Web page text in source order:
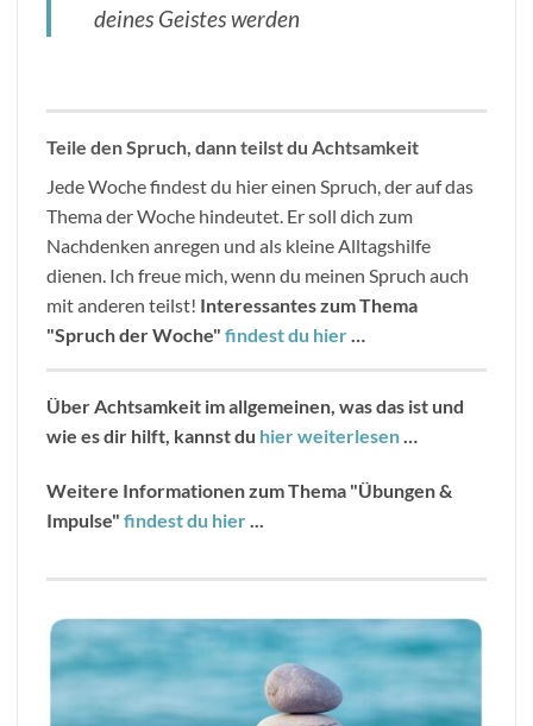
deines Geistes werden
Teile den Spruch, dann teilst du Achtsamkeit
Jede Woche findest du hier einen Spruch, der auf das
Thema der Woche hindeutet. Er soll dich zum
Nachdenken anregen und als kleine Alltagshilfe
dienen. Ich freue mich, wenn du meinen Spruch auch
mit anderen teilst! Interessantes zum Thema
"Spruch der Woche" findest du hier…
Über Achtsamkeit im allgemeinen, was das ist und
wie es dir hilft, kannst du hier weiterlesen…
Weitere Informationen zum Thema "Übungen &
Impulse" findest du hier...